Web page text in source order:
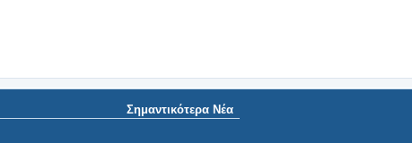
Σημαντικότερα Νέα